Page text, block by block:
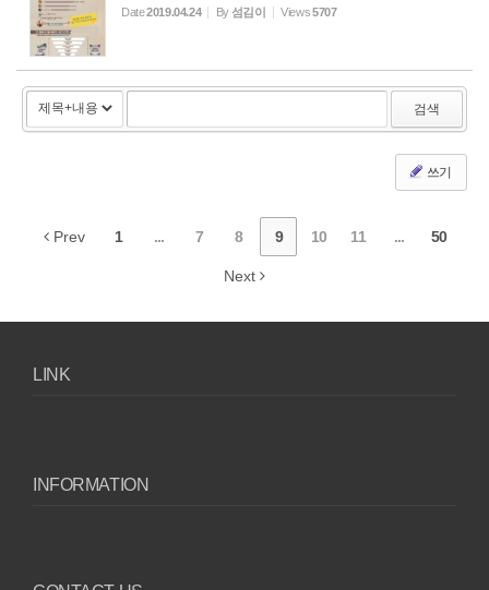
Date2019.04.24 By섬김이 Views5707
검색
쓰기
Prev 1 ... 7 8 9 10 11 ... 50
Next
LINK
INFORMATION